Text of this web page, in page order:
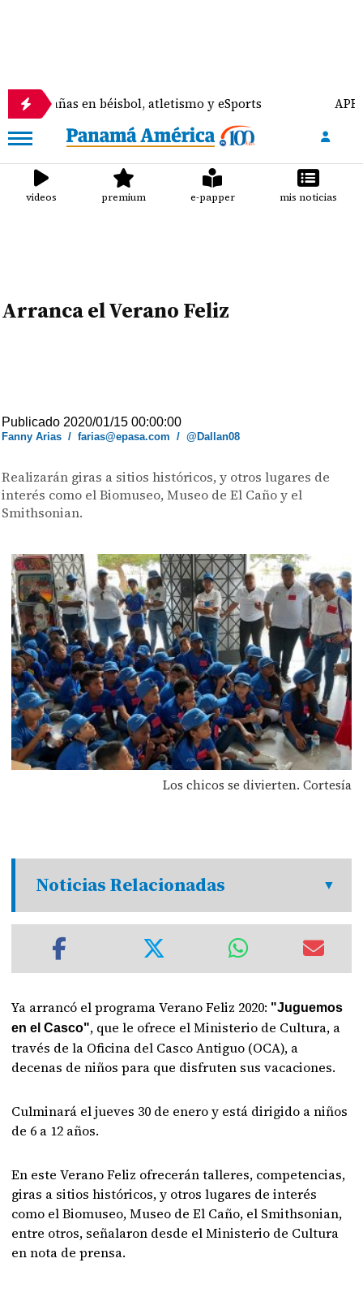
en béisbol, atletismo y eSports APEDE
videos premium e-papper mis noticias
Arranca el Verano Feliz
Publicado 2020/01/15 00:00:00
Fanny Arias /farias@epasa.com /@Dallan08
Realizarán giras a sitios históricos, y otros lugares de
interés como el Biomuseo, Museo de El Caño y el
Smithsonian.
Los chicos se divierten. Cortesía
Noticias Relacionadas
Ya arrancó el programa Verano Feliz 2020: "Juguemos
en el Casco", que le ofrece el Ministerio de Cultura, a
través de la Oficina del Casco Antiguo (OCA), a
decenas de niños para que disfruten sus vacaciones.
Culminará el jueves 30 de enero y está dirigido a niños
de 6 a 12 años.
En este Verano Feliz ofrecerán talleres, competencias,
giras a sitios históricos, y otros lugares de interés
como el Biomuseo, Museo de El Caño, el Smithsonian,
entre otros, señalaron desde el Ministerio de Cultura
en nota de prensa.